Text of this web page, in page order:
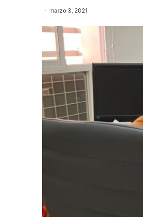
marzo 3, 2021